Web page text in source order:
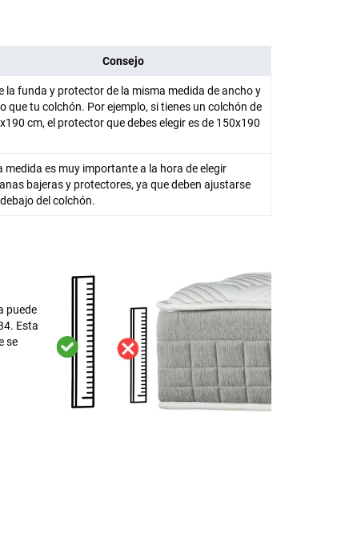
Consejo
la funda y protector de la misma medida de ancho y
que tu colchón. Por ejemplo, si tienes un colchón de
cm, el protector que debes elegir es de 150x190
medida es muy importante a la hora de elegir
bajeras y protectores, ya que deben ajustarse
del colchón.
puede
Esta
se